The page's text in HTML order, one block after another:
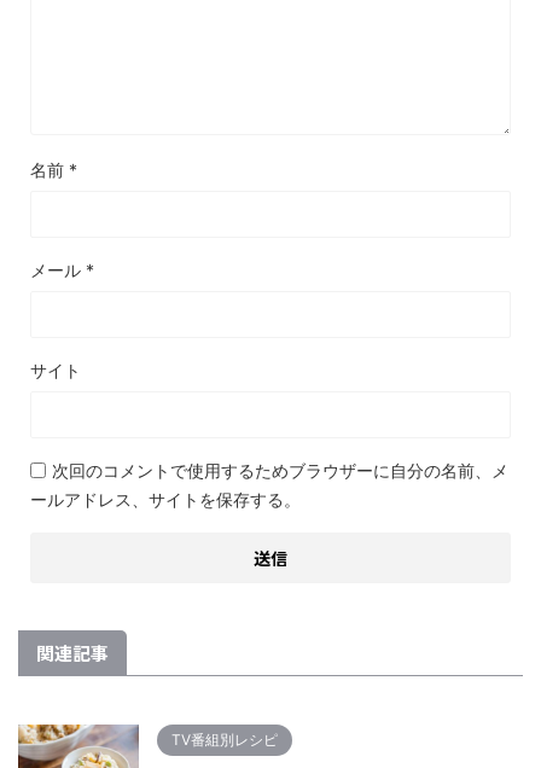
名前 *
メール *
サイト
次回のコメントで使用するためブラウザーに自分の名前、メ
ールアドレス、サイトを保存する。
関連記事
TV番組別レシピ